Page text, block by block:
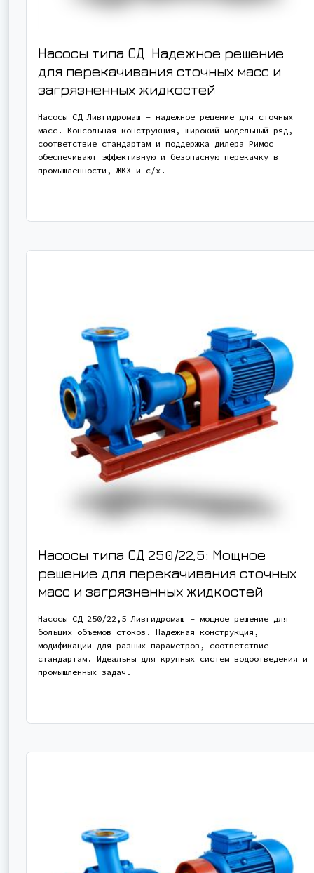
Насосы типа СД: Надежное решение
для перекачивания сточных масс и
загрязненных жидкостей
Насосы СД Ливгидромаш – надежное решение для сточных
масс. Консольная конструкция, широкий модельный ряд,
соответствие стандартам и поддержка дилера Римос
обеспечивают эффективную и безопасную перекачку в
промышленности, ЖКХ и с/х.
Насосы типа СД 250/22,5: Мощное
решение для перекачивания сточных
масс и загрязненных жидкостей
Насосы СД 250/22,5 Ливгидромаш – мощное решение для
больших объемов стоков. Надежная конструкция,
модификации для разных параметров, соответствие
стандартам. Идеальны для крупных систем водоотведения и
промышленных задач.